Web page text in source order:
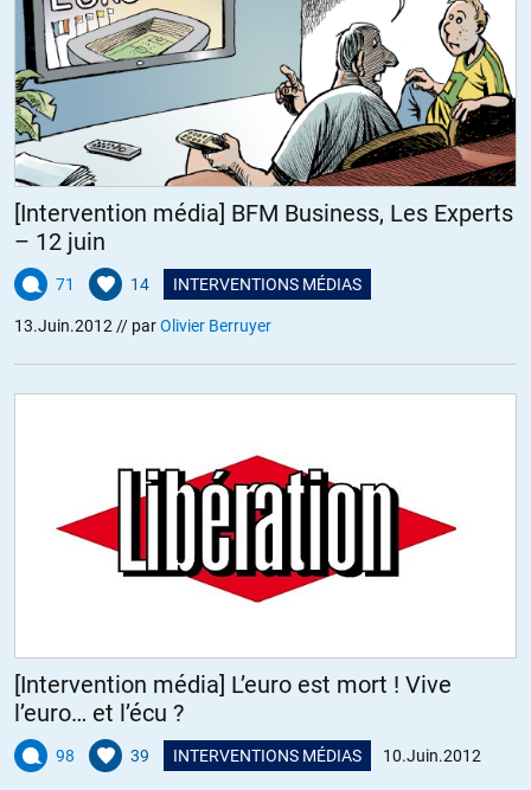
[Intervention média] BFM Business, Les Experts
– 12 juin
71 14 INTERVENTIONS MÉDIAS
13.Juin.2012// parOlivier Berruyer
[Intervention média] L’euro est mort ! Vive
l’euro… et l’écu ?
98 39 INTERVENTIONS MÉDIAS 10.Juin.2012